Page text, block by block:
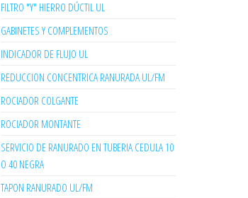
FILTRO "Y" HIERRO DÚCTIL UL
GABINETES Y COMPLEMENTOS
INDICADOR DE FLUJO UL
REDUCCION CONCENTRICA RANURADA UL/FM
ROCIADOR COLGANTE
ROCIADOR MONTANTE
SERVICIO DE RANURADO EN TUBERIA CEDULA 10
O 40 NEGRA
TAPON RANURADO UL/FM